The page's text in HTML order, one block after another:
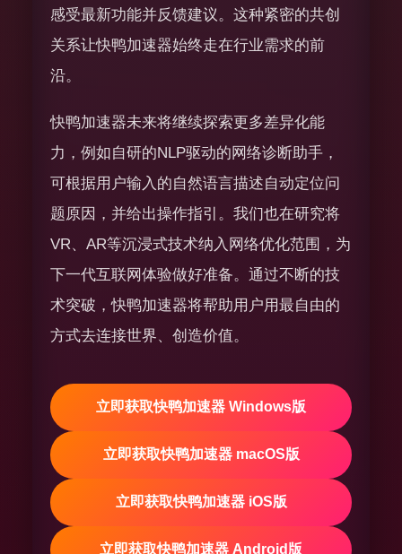
感受最新功能并反馈建议。这种紧密的共创
关系让快鸭加速器始终走在行业需求的前
沿。
快鸭加速器未来将继续探索更多差异化能
力，例如自研的NLP驱动的网络诊断助手，
可根据用户输入的自然语言描述自动定位问
题原因，并给出操作指引。我们也在研究将
VR、AR等沉浸式技术纳入网络优化范围，为
下一代互联网体验做好准备。通过不断的技
术突破，快鸭加速器将帮助用户用最自由的
方式去连接世界、创造价值。
立即获取快鸭加速器 Windows版
立即获取快鸭加速器 macOS版
立即获取快鸭加速器 iOS版
立即获取快鸭加速器 Android版